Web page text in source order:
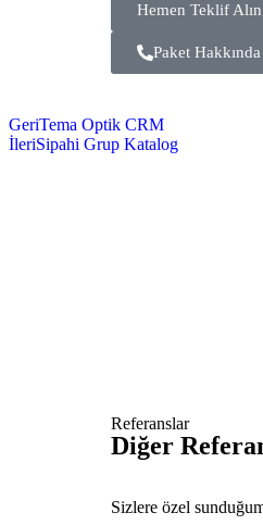
Hemen Teklif Alın
Paket
GeriTema Optik CRM
İleriSipahi Grup Katalog
Referanslar
Diğer
Sizlere özel